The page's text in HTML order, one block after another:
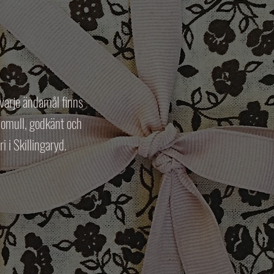
ändamål finns
godkänt och
i Skillingaryd.